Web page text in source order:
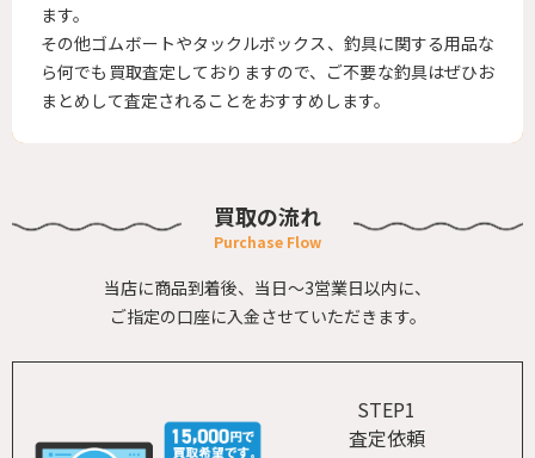
ます。
その他ゴムボートやタックルボックス、釣具に関する用品な
ら何でも買取査定しておりますので、ご不要な釣具はぜひお
まとめして査定されることをおすすめします。
買取の流れ
当店に商品到着後、当日～3営業日以内に、
ご指定の口座に入金させていただきます。
STEP1
査定依頼